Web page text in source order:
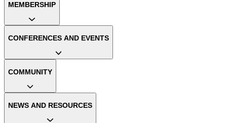
MEMBERSHIP
CONFERENCES AND EVENTS
COMMUNITY
NEWS AND RESOURCES